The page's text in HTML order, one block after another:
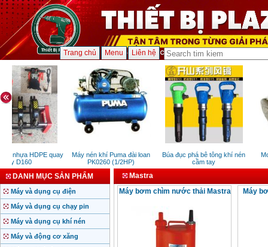
Trang chủ Menu Liên hệ
nhựa HDPE quay
tay D160
Máy nén khí Puma đài loan
PK0260 (1/2HP)
Búa đục phá bê tông khí nén
cầm tay
DANH MỤC SẢN PHẨM
Máy và dụng cụ điện
Máy và dụng cụ chạy pin
Máy và dụng cụ khí nén
Máy và động cơ xăng
Mastra
Máy bơm chìm nước thải Mastra
Máy